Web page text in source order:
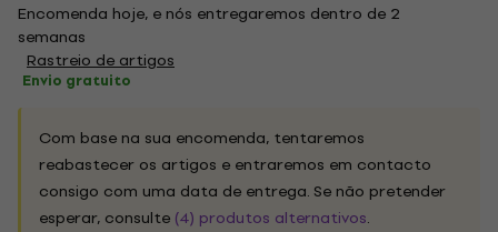
Encomenda hoje, e nós entregaremos dentro de 2
semanas
Rastreio de artigos
Envio gratuito
Com base na sua encomenda, tentaremos
reabastecer os artigos e entraremos em contacto
consigo com uma data de entrega. Se não pretender
esperar, consulte (4) produtos alternativos.